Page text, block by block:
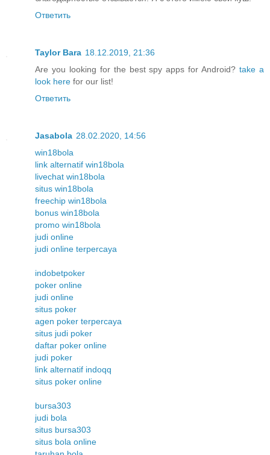
Ответить
Taylor Bara 18.12.2019, 21:36
Are you looking for the best spy apps for Android?take a
look here for our list!
Ответить
Jasabola 28.02.2020, 14:56
win18bola
link alternatif win18bola
livechat win18bola
situs win18bola
freechip win18bola
bonus win18bola
promo win18bola
judi online
judi online terpercaya
indobetpoker
poker online
judi online
situs poker
agen poker terpercaya
situs judi poker
daftar poker online
judi poker
link alternatif indoqq
situs poker online
bursa303
judi bola
situs bursa303
situs bola online